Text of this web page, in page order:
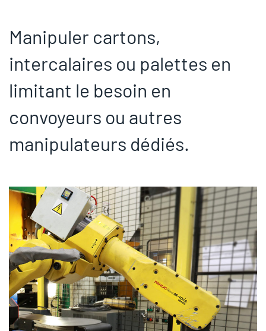
Manipuler cartons,
intercalaires ou palettes en
limitant le besoin en
convoyeurs ou autres
manipulateurs dédiés.